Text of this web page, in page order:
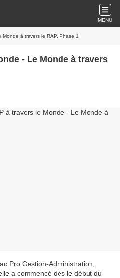
MENU
à travers le RAP. Phase 1
- Le Monde à travers
Pro Gestion-Administration,
a commencé dès le début du